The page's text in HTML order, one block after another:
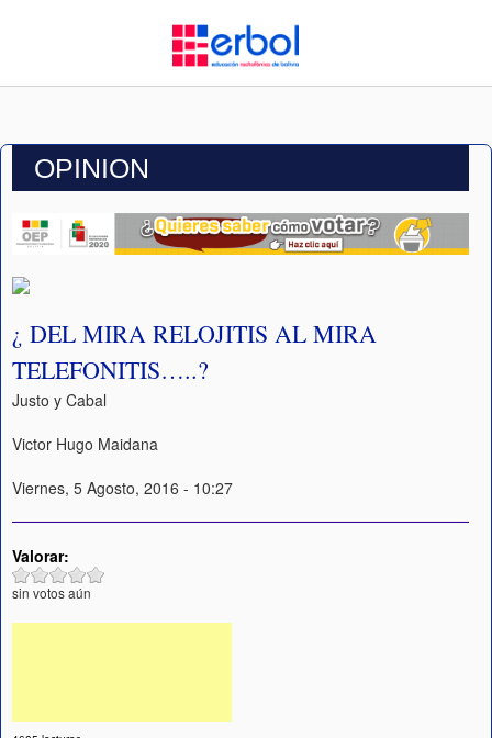
OPINION
¿ DEL MIRA RELOJITIS AL MIRA
TELEFONITIS…..?
Justo y Cabal
Victor Hugo Maidana
Viernes, 5 Agosto, 2016 - 10:27
Valorar:
sin votos aún